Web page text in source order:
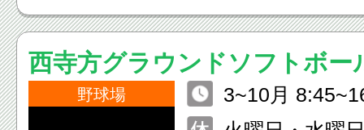
西寺方グラウンドソフトボー
野球場
3~10月
下旬